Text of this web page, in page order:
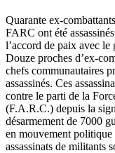
Quarante ex-
FARC ont été
l’accord de paix avec
Douze proches d’ex-
chefs communautaires
assassinés. Ces
contre le parti de la
(F.A.R.C.) depuis la
désarmement de 7000
en mouvement politique
assassinats de militants